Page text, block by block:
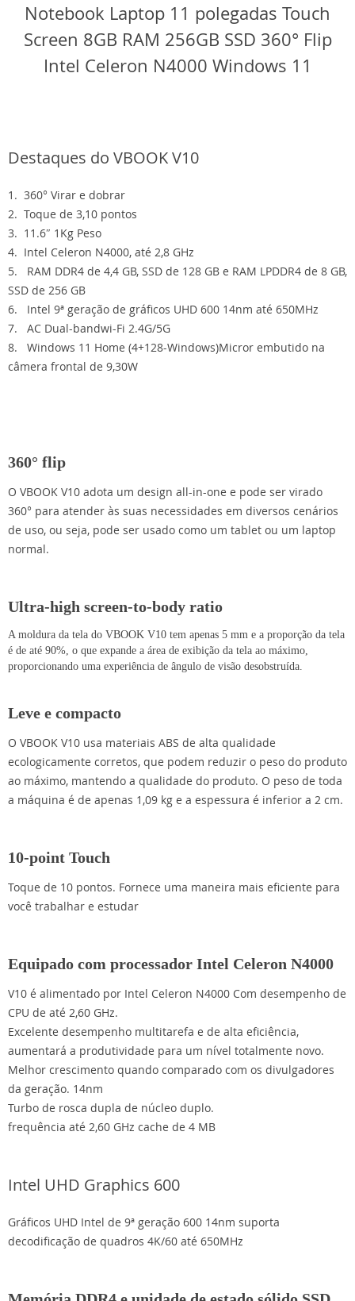
Notebook Laptop 11 polegadas Touch
Screen 8GB RAM 256GB SSD 360° Flip
Intel Celeron N4000 Windows 11
Destaques do VBOOK V10
1. 360° Virar e dobrar
2. Toque de 3,10 pontos
3. 11.6″ 1Kg Peso
4. Intel Celeron N4000, até 2,8 GHz
5. RAM DDR4 de 4,4 GB, SSD de 128 GB e RAM LPDDR4 de 8 GB,
SSD de 256 GB
6. Intel 9ª geração de gráficos UHD 600 14nm até 650MHz
7. AC Dual-bandwi-Fi 2.4G/5G
8. Windows 11 Home (4+128-Windows)Micror embutido na
câmera frontal de 9,30W
360° flip
O VBOOK V10 adota um design all-in-one e pode ser virado
360° para atender às suas necessidades em diversos cenários
de uso, ou seja, pode ser usado como um tablet ou um laptop
normal.
Ultra-high screen-to-body ratio
A moldura da tela do VBOOK V10 tem apenas 5 mm e a proporção da tela
é de até 90%, o que expande a área de exibição da tela ao máximo,
proporcionando uma experiência de ângulo de visão desobstruída.
Leve e compacto
O VBOOK V10 usa materiais ABS de alta qualidade
ecologicamente corretos, que podem reduzir o peso do produto
ao máximo, mantendo a qualidade do produto. O peso de toda
a máquina é de apenas 1,09 kg e a espessura é inferior a 2 cm.
10-point Touch
Toque de 10 pontos. Fornece uma maneira mais eficiente para
você trabalhar e estudar
Equipado com processador Intel Celeron N4000
V10 é alimentado por Intel Celeron N4000 Com desempenho de
CPU de até 2,60 GHz.
Excelente desempenho multitarefa e de alta eficiência,
aumentará a produtividade para um nível totalmente novo.
Melhor crescimento quando comparado com os divulgadores
da geração. 14nm
Turbo de rosca dupla de núcleo duplo.
frequência até 2,60 GHz cache de 4 MB
Intel UHD Graphics 600
Gráficos UHD Intel de 9ª geração 600 14nm suporta
decodificação de quadros 4K/60 até 650MHz